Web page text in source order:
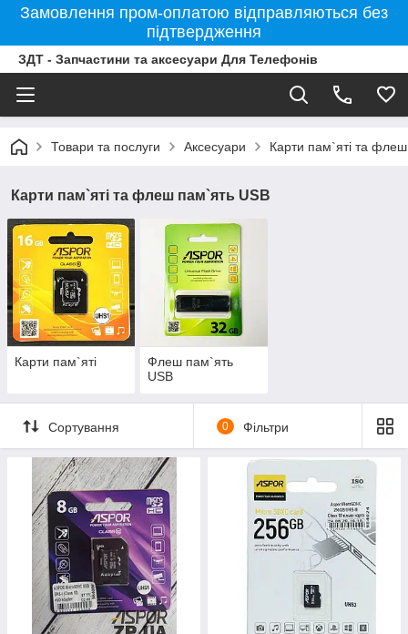
Замовлення пром-оплатою відправляються без
підтвердження
ЗДТ - Запчастини та аксесуари Для Телефонів
Товари та послуги Аксесуари Карти пам`яті та
Карти пам`яті та флеш пам`ять USB
Карти пам`яті
Флеш пам`ять
USB
Сортування 0 Фільтри